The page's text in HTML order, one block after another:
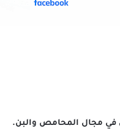
في مجال المحامص والبن.